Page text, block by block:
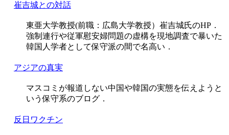
崔吉城との対話
東亜大学教授(前職：広島大学教授）崔吉城氏のHP．
強制連行や従軍慰安婦問題の虚構を現地調査で暴いた
韓国人学者として保守派の間で名高い．
アジアの真実
マスコミが報道しない中国や韓国の実態を伝えようと
いう保守系のブログ．
反日ワクチン